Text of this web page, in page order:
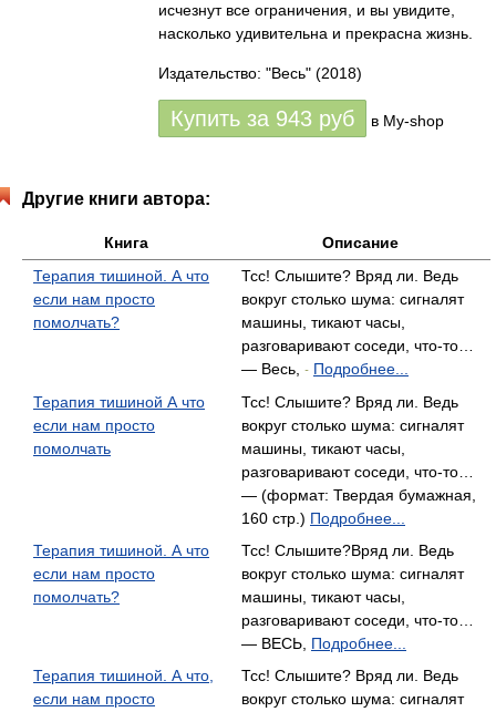
исчезнут все ограничения, и вы увидите,
насколько удивительна и прекрасна жизнь.
Издательство: "Весь" (2018)
Купить за 943 руб в My-shop
Другие книги автора:
Книга
Описание
Терапия тишиной. А что
если нам просто
помолчать?
Тсс! Слышите? Вряд ли. Ведь
вокруг столько шума: сигналят
машины, тикают часы,
разговаривают соседи, что-то…
— Весь,
- Подробнее...
Терапия тишиной А что
если нам просто
помолчать
Тсс! Слышите? Вряд ли. Ведь
вокруг столько шума: сигналят
машины, тикают часы,
разговаривают соседи, что-то…
— (формат: Твердая бумажная,
160 стр.) Подробнее...
Терапия тишиной. А что
если нам просто
помолчать?
Тсс! Слышите?Вряд ли. Ведь
вокруг столько шума: сигналят
машины, тикают часы,
разговаривают соседи, что-то…
— ВЕСЬ, Подробнее...
Терапия тишиной. А что,
если нам просто
Тсс! Слышите? Вряд ли. Ведь
вокруг столько шума: сигналят